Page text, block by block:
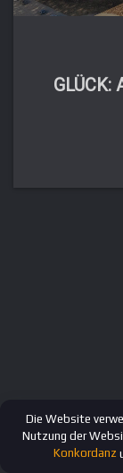
GLÜCK:
Die Website
Nutzung der
Konkordanz